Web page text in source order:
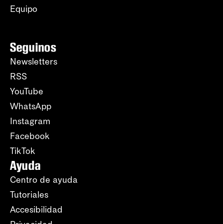
Equipo
Seguinos
Newsletters
RSS
YouTube
WhatsApp
Instagram
Facebook
TikTok
Ayuda
Centro de ayuda
Tutoriales
Accesibilidad